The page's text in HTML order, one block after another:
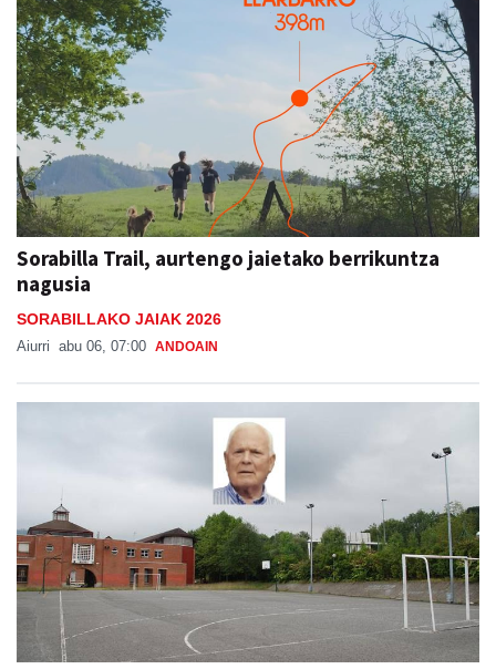
Sorabilla Trail, aurtengo jaietako berrikuntza
nagusia
SORABILLAKO JAIAK 2026
Aiurri abu 06, 07:00 ANDOAIN